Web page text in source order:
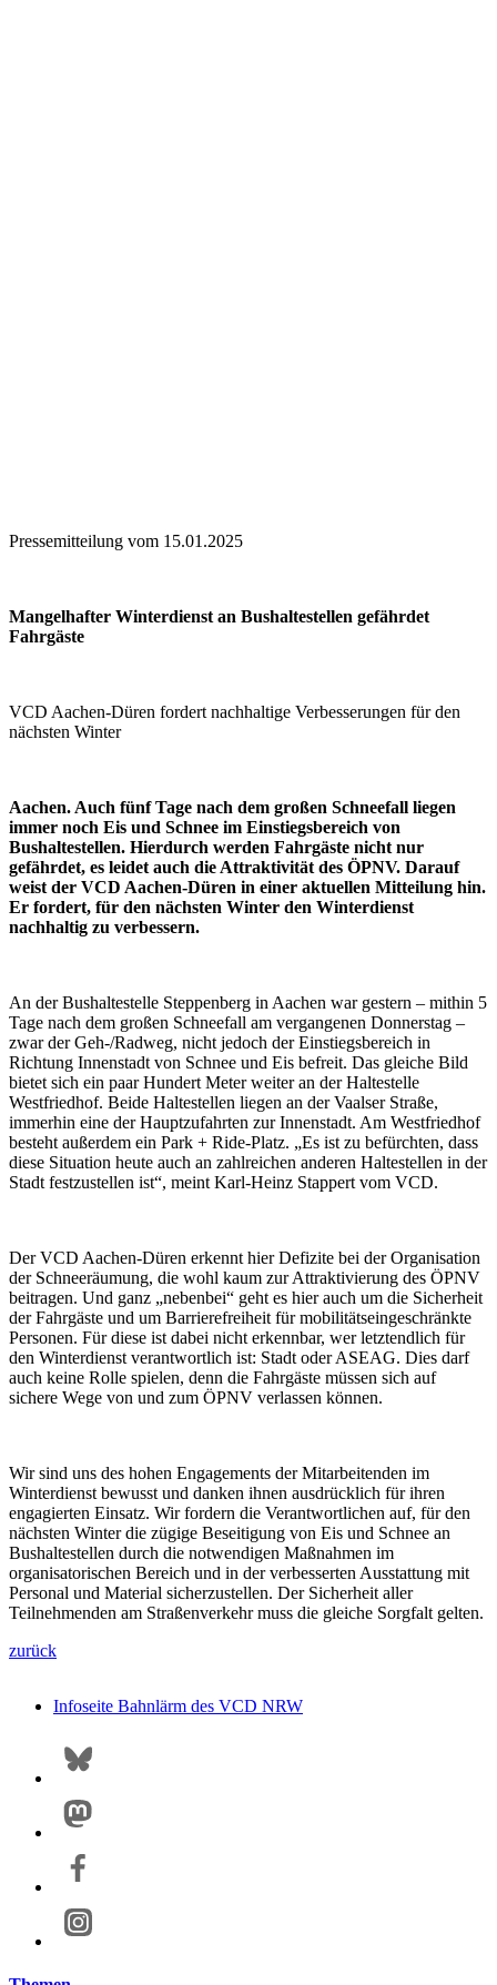
Pressemitteilung vom 15.01.2025
Mangelhafter Winterdienst an Bushaltestellen gefährdet
Fahrgäste
VCD Aachen-Düren fordert nachhaltige Verbesserungen für den
nächsten Winter
Aachen. Auch fünf Tage nach dem großen Schneefall liegen
immer noch Eis und Schnee im Einstiegsbereich von
Bushaltestellen. Hierdurch werden Fahrgäste nicht nur
gefährdet, es leidet auch die Attraktivität des ÖPNV. Darauf
weist der VCD Aachen-Düren in einer aktuellen Mitteilung hin.
Er fordert, für den nächsten Winter den Winterdienst
nachhaltig zu verbessern.
An der Bushaltestelle Steppenberg in Aachen war gestern – mithin 5
Tage nach dem großen Schneefall am vergangenen Donnerstag –
zwar der Geh-/Radweg, nicht jedoch der Einstiegsbereich in
Richtung Innenstadt von Schnee und Eis befreit. Das gleiche Bild
bietet sich ein paar Hundert Meter weiter an der Haltestelle
Westfriedhof. Beide Haltestellen liegen an der Vaalser Straße,
immerhin eine der Hauptzufahrten zur Innenstadt. Am Westfriedhof
besteht außerdem ein Park + Ride-Platz. „Es ist zu befürchten, dass
diese Situation heute auch an zahlreichen anderen Haltestellen in der
Stadt festzustellen ist“, meint Karl-Heinz Stappert vom VCD.
Der VCD Aachen-Düren erkennt hier Defizite bei der Organisation
der Schneeräumung, die wohl kaum zur Attraktivierung des ÖPNV
beitragen. Und ganz „nebenbei“ geht es hier auch um die Sicherheit
der Fahrgäste und um Barrierefreiheit für mobilitätseingeschränkte
Personen. Für diese ist dabei nicht erkennbar, wer letztendlich für
den Winterdienst verantwortlich ist: Stadt oder ASEAG. Dies darf
auch keine Rolle spielen, denn die Fahrgäste müssen sich auf
sichere Wege von und zum ÖPNV verlassen können.
Wir sind uns des hohen Engagements der Mitarbeitenden im
Winterdienst bewusst und danken ihnen ausdrücklich für ihren
engagierten Einsatz. Wir fordern die Verantwortlichen auf, für den
nächsten Winter die zügige Beseitigung von Eis und Schnee an
Bushaltestellen durch die notwendigen Maßnahmen im
organisatorischen Bereich und in der verbesserten Ausstattung mit
Personal und Material sicherzustellen. Der Sicherheit aller
Teilnehmenden am Straßenverkehr muss die gleiche Sorgfalt gelten.
zurück
Infoseite Bahnlärm des VCD NRW